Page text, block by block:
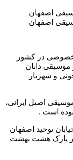
خصوصی در کشور
دو نفر از موسیقی‌ دانان
و شهریار
اصیل ایرانی،
است .
توحید اصفهان
پارک هشت بهشت